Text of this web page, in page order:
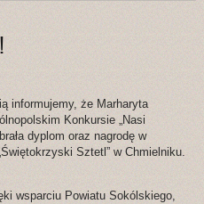
informujemy, że Marharyta
Konkursie „Nasi
dyplom oraz nagrodę w
Sztetl” w Chmielniku.
wsparciu Powiatu Sokólskiego,